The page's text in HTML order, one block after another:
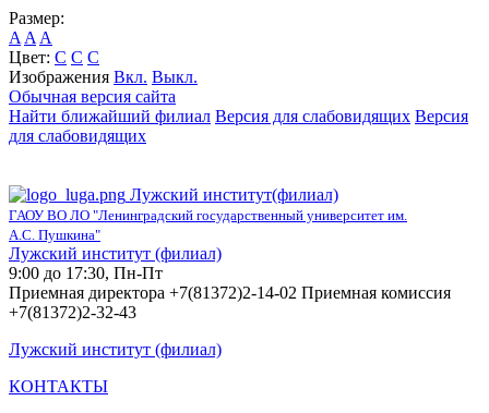
Размер:
A A A
Цвет: C C C
Изображения Вкл. Выкл.
Обычная версия сайта
Найти ближайший филиал Версия для слабовидящих Версия
для слабовидящих
Лужский институт(филиал)
ГАОУ ВО ЛО "Ленинградский государственный университет им.
А.С. Пушкина"
Лужский институт (филиал)
9:00 до 17:30, Пн-Пт
Приемная директора +7(81372)2-14-02 Приемная комиссия
+7(81372)2-32-43
Лужский институт (филиал)
КОНТАКТЫ